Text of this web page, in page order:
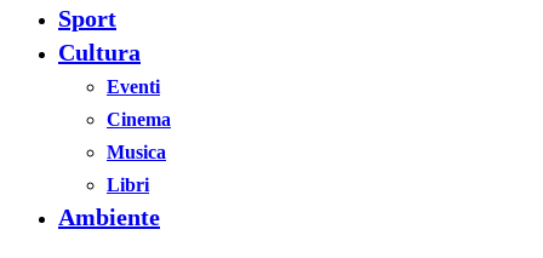
Sport
Cultura
Eventi
Cinema
Musica
Libri
Ambiente